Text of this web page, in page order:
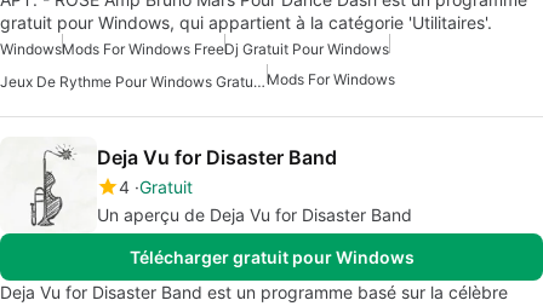
gratuit pour Windows, qui appartient à la catégorie 'Utilitaires'.
WindowsMods For Windows FreeDj Gratuit Pour Windows
Jeux De Rythme Pour Windows GratuitsMods For Windows
Deja Vu for Disaster Band
4 Gratuit
Un aperçu de Deja Vu for Disaster Band
Télécharger gratuit pour Windows
Deja Vu for Disaster Band est un programme basé sur la célèbre